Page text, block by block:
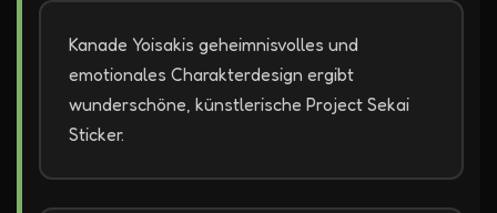
Kanade Yoisakis geheimnisvolles und
emotionales Charakterdesign ergibt
wunderschöne, künstlerische Project Sekai
Sticker.